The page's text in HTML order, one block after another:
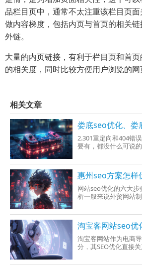
品栏目页中，通常不太注重该栏目页
做内容梯度，包括内页与首页的相关
外链。
大量的内页链接，有利于栏目页和首
的相关度，同时比较方便用户浏览的网
相关文章
娄底seo优化、娄
2.301重定向和404错
要有，都没什么可说
掉，建议在三级100
要的时间。4.关键词
面然后点击的
惠州seo方案怎样
网站seo优化的六大
析一般来说外贸网站
理，我
淘宝客网站seo优
淘宝客网站作为电商
分，其SEO优化直接
布局、